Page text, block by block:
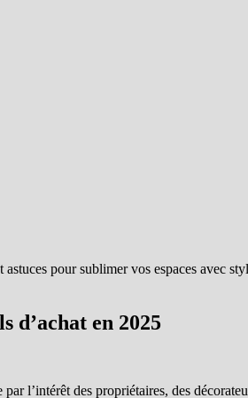
d’achat en 2025
l’intérêt des propriétaires, des